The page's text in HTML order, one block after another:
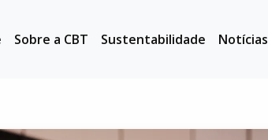
Sobre a CBT Sustentabilidade Notícias